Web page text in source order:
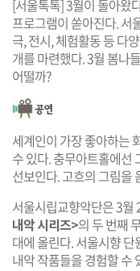
[서울톡톡] 3월이 돌아왔
프로그램이 쏟아진다. 서
극, 전시, 체험활동 등 다
개를 마련했다. 3월 봄나
어떨까?
세계인이 가장 좋아하는
수 있다. 충무아트홀에선
선보인다. 고흐의 그림을
서울시립교향악단은 3월
내악 시리즈>의 두 번째
대에 올린다. 서울시향
내악 작품들을 경험할 수